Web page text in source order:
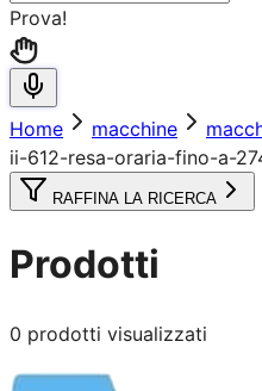
Prova!
Home macchine
ii-612-resa-oraria-fino-a-
RAFFINA LA RICERCA
Prodotti
0 prodotti visualizzati